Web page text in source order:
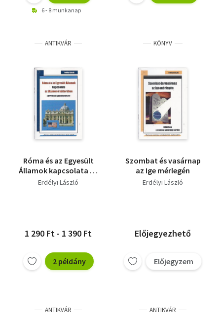
6 - 8 munkanap
ANTIKVÁR
Róma és az Egyesült
Államok kapcsolata az
ökumené hátterében
Erdélyi László
1 290 Ft - 1 390 Ft
2 példány
KÖNYV
Szombat és vasárnap
az Ige mérlegén
Erdélyi László
Előjegyezhető
Előjegyzem
ANTIKVÁR ANTIKVÁR